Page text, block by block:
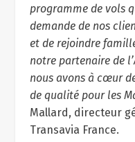
programme de vols
demande de nos
et de rejoindre
notre partenaire de
nous avons à cœur
de qualité pour les
Mallard, directeur
Transavia France.